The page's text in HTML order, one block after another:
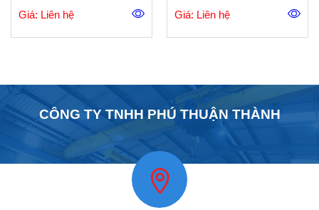
Giá: Liên hệ
Giá: Liên hệ
CÔNG TY TNHH PHÚ THUẬN THÀNH